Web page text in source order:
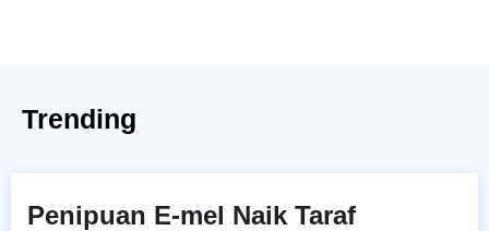
Trending
Penipuan E-mel Naik Taraf